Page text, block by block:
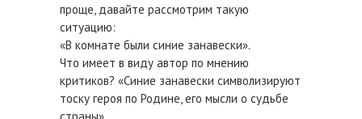
проще, давайте рассмотрим такую
ситуацию:
«В комнате были синие занавески».
Что имеет в виду автор по мнению
критиков? «Синие занавески символизируют
тоску героя по Родине, его мысли о судьбе